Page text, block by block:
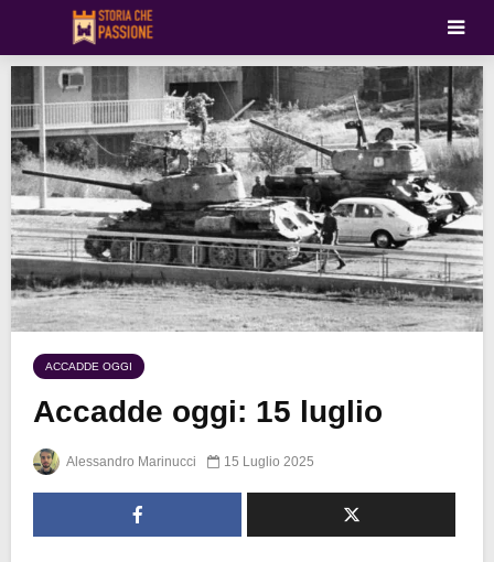
ACCADDE OGGI
Accadde oggi: 15 luglio
Alessandro Marinucci 15 Luglio 2025